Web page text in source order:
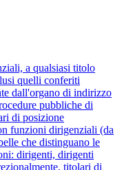
a qualsiasi titolo
quelli conferiti
dall'organo di indirizzo
pubbliche di
di posizione
funzioni dirigenziali (da
che distinguano le
dirigenti, dirigenti
titolari di